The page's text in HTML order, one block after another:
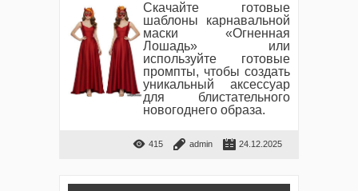
Скачайте готовые
шаблоны карнавальной
маски «Огненная
Лошадь» или
используйте готовые
промпты, чтобы создать
уникальный аксессуар
для блистательного
новогоднего образа.
415 admin 24.12.2025